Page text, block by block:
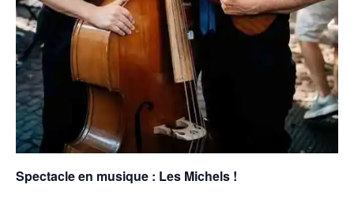
Spectacle en musique : Les Michels !